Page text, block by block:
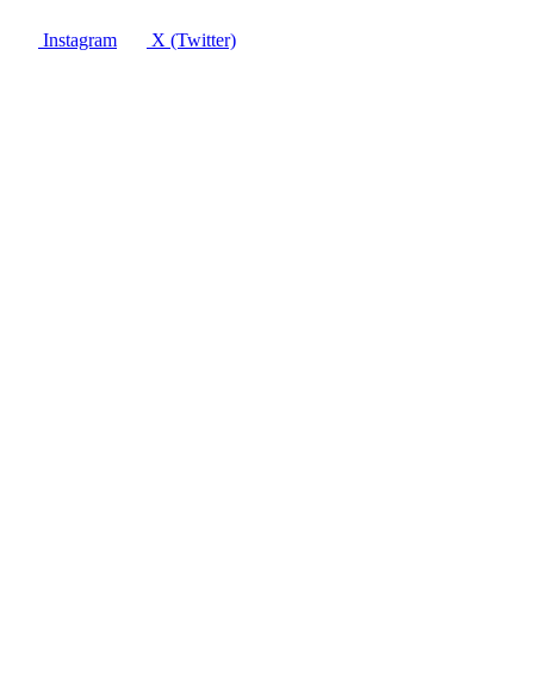
Instagram X (Twitter)